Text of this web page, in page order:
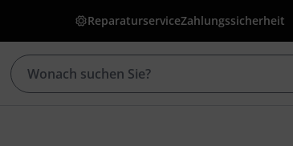
ReparaturserviceZahlungssicherheit